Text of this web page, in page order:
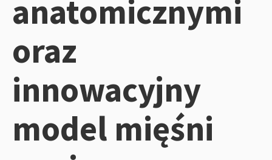
anatomicznymi
oraz
innowacyjny
model mięśni